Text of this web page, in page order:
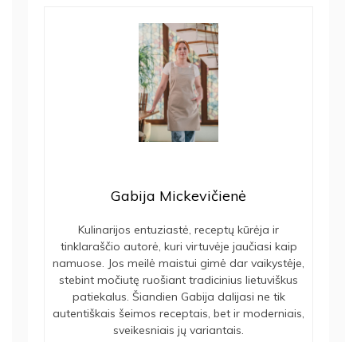
Gabija Mickevičienė
Kulinarijos entuziastė, receptų kūrėja ir
tinklaraščio autorė, kuri virtuvėje jaučiasi kaip
namuose. Jos meilė maistui gimė dar vaikystėje,
stebint močiutę ruošiant tradicinius lietuviškus
patiekalus. Šiandien Gabija dalijasi ne tik
autentiškais šeimos receptais, bet ir moderniais,
sveikesniais jų variantais.